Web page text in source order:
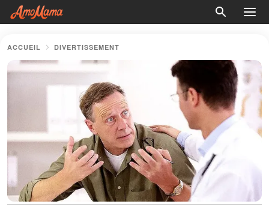
ACCUEIL DIVERTISSEMENT